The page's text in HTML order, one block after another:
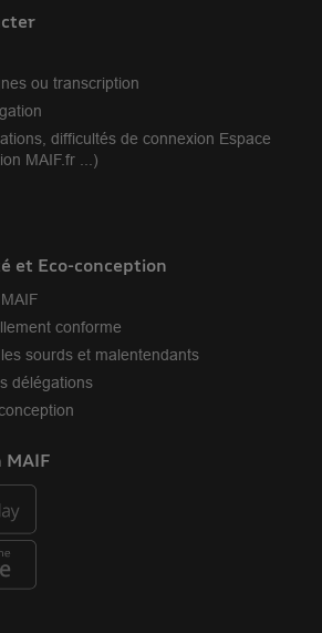
ou transcription
difficultés de connexion Espace
MAIF.fr ...)
et Eco-conception
conforme
sourds et malentendants
délégations
MAIF